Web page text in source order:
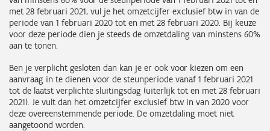
met 28 februari 2021, vul je het omzetcijfer exclusief btw in van de
periode van 1 februari 2020 tot en met 28 februari 2020. Bij keuze
voor deze periode dien je steeds de omzetdaling van minstens 60%
aan te tonen.
Ben je verplicht gesloten dan kan je er ook voor kiezen om een
aanvraag in te dienen voor de steunperiode vanaf 1 februari 2021
tot de laatst verplichte sluitingsdag (uiterlijk tot en met 28 februari
2021). Je vult dan het omzetcijfer exclusief btw in van 2020 voor
deze overeenstemmende periode. De omzetdaling moet niet
aangetoond worden.